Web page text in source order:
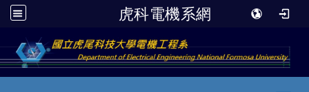
虎科電機系網
跳到主要內容